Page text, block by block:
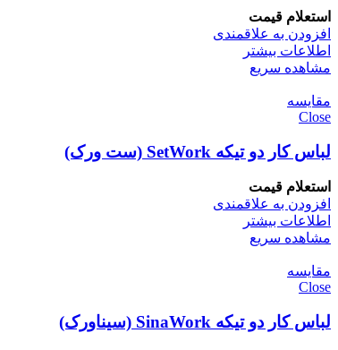
استعلام قیمت
افزودن به علاقمندی
اطلاعات بیشتر
مشاهده سریع
مقایسه
Close
لباس کار دو تیکه SetWork (ست ورک)
استعلام قیمت
افزودن به علاقمندی
اطلاعات بیشتر
مشاهده سریع
مقایسه
Close
لباس کار دو تیکه SinaWork (سیناورک)